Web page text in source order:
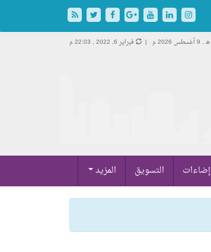
9 أغسطس 2026 م | فبراير 6, 2022 , 22:03 م
إضاءات التسويق المزيد